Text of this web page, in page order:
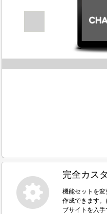
完全カス
機能セットを
作成できます
ブサイトを入手